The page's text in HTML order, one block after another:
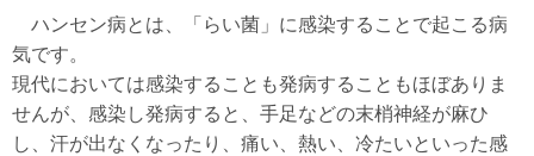
ハンセン病とは、「らい菌」に感染することで起こる病
気です。
現代においては感染することも発病することもほぼありま
せんが、感染し発病すると、手足などの末梢神経が麻ひ
し、汗が出なくなったり、痛い、熱い、冷たいといった感